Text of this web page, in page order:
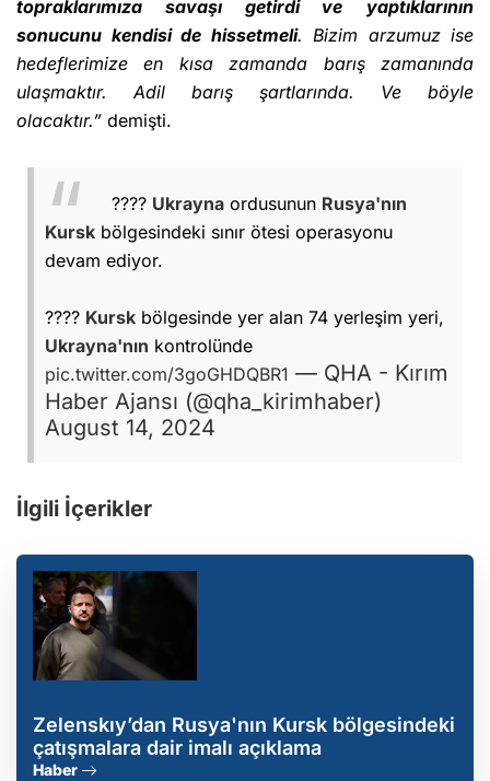
topraklarımıza savaşı getirdi ve
yaptıklarının
sonucunu kendisi de hissetmeli. Bizim arzumuz ise
hedeflerimize en kısa zamanda barış zamanında
ulaşmaktır. Adil barış şartlarında. Ve böyle
olacaktır.” demişti.
???? Ukrayna ordusunun Rusya'nın
Kursk bölgesindeki sınır ötesi operasyonu
devam ediyor.
???? Kursk bölgesinde yer alan 74 yerleşim yeri,
Ukrayna'nın kontrolünde
pic.twitter.com/3goGHDQBR1 — QHA - Kırım
Haber Ajansı (@qha_kirimhaber)
August 14, 2024
İlgili İçerikler
Zelenskıy’dan Rusya'nın Kursk bölgesindeki
çatışmalara dair imalı açıklama
Haber